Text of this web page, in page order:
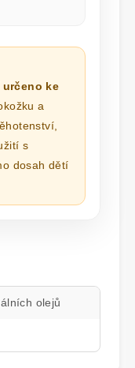
určeno ke
a
s
dosah dětí
olejů